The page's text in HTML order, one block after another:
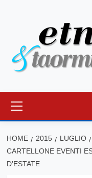
principale
HOME 2015 LUGLIO
CARTELLONE EVENTI
D’ESTATE